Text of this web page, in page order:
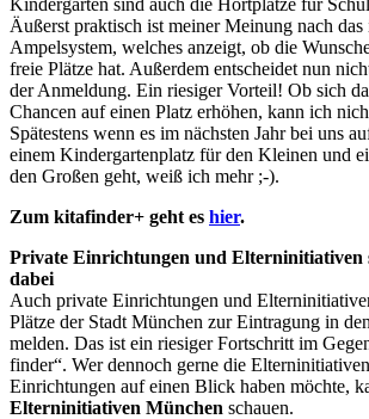
Äußerst praktisch ist meiner Meinung nach das
Ampelsystem, welches anzeigt, ob die
freie Plätze hat. Außerdem entscheidet nun
der Anmeldung. Ein riesiger Vorteil! Ob sich
Chancen auf einen Platz erhöhen, kann ich
Spätestens wenn es im nächsten Jahr bei uns
einem Kindergartenplatz für den Kleinen und
den Großen geht, weiß ich mehr ;-).
Zum kitafinder+ geht es hier.
Private Einrichtungen und Elterninitiativen
dabei
Auch private Einrichtungen und
Plätze der Stadt München zur Eintragung in
melden. Das ist ein riesiger Fortschritt im
finder“. Wer dennoch gerne die
Einrichtungen auf einen Blick haben möchte,
Elterninitiativen München schauen.